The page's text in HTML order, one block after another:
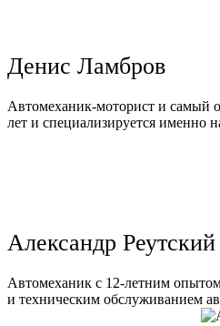
Денис Ламбров
Автомеханик-моторист и самый
лет и специализируется именно
Александр Реутский
Автомеханик с 12-летним
и техническим обслуживанием